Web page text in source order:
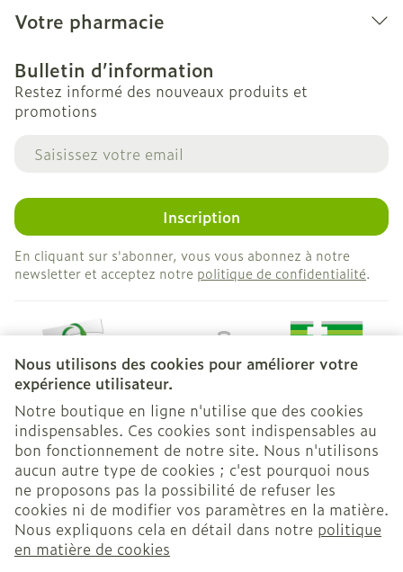
Nous utilisons des cookies pour améliorer votre
expérience utilisateur.
Notre boutique en ligne n'utilise que des cookies
indispensables. Ces cookies sont indispensables au
bon fonctionnement de notre site. Nous n'utilisons
aucun autre type de cookies ; c'est pourquoi nous
ne proposons pas la possibilité de refuser les
cookies ni de modifier vos paramètres en la matière.
Nous expliquons cela en détail dans notre politique
en matière de cookies
Votre pharmacie
Bulletin d’information
Restez informé des nouveaux produits et
promotions
Adresse mail
Inscription
En cliquant sur s'abonner, vous vous abonnez à notre
newsletter et acceptez notre politique de confidentialité.
Liens légaux